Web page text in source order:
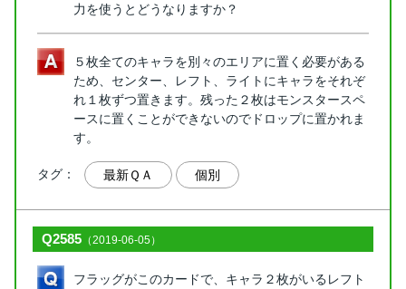
力を使うとどうなりますか？
５枚全てのキャラを別々のエリアに置く必要がある
ため、センター、レフト、ライトにキャラをそれぞ
れ１枚ずつ置きます。残った２枚はモンスタースペ
ースに置くことができないのでドロップに置かれま
す。
タグ： 最新ＱＡ 個別
Q2585 （2019-06-05）
フラッグがこのカードで、キャラ２枚がいるレフト